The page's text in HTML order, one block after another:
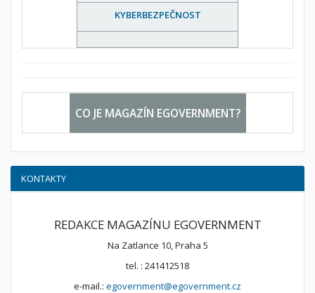
KYBERBEZPEČNOST
CO JE MAGAZÍN EGOVERNMENT?
KONTAKTY
REDAKCE MAGAZÍNU EGOVERNMENT
Na Zatlance 10, Praha 5
tel. : 241412518
e-mail.: egovernment@egovernment.cz